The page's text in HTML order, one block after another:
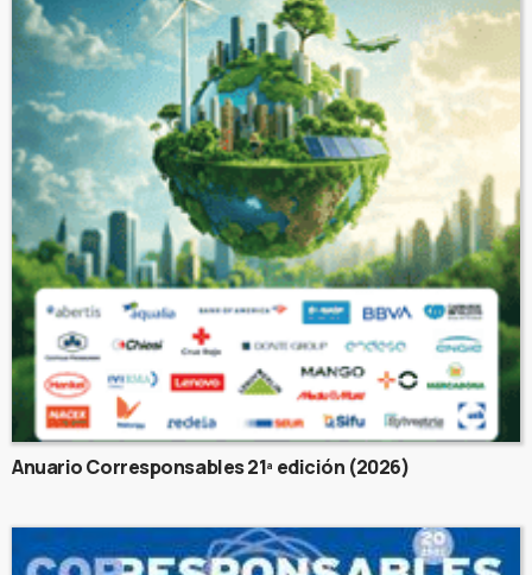
Anuario Corresponsables 21ª edición (2026)